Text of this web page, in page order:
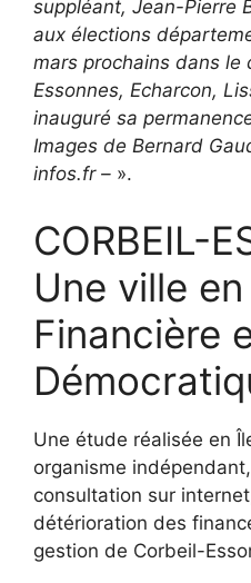
suppléant, Jean-Pierre
aux élections
mars prochains dans le
Essonnes, Echarcon,
inauguré sa
Images de Bernard
infos.fr – ».
CORBEIL-
Une ville
Financière
Une étude réalisée en
organisme
consultation sur
détérioration des
gestion de Corbeil-